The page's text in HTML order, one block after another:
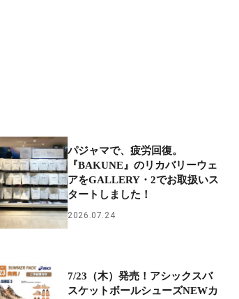
パジャマで、疲労回復。
『BAKUNE』のリカバリーウェ
アをGALLERY・2でお取扱いス
タートしました！
2026.07.24
7/23（木）発売！アシックスバ
スケットボールシューズNEWカ